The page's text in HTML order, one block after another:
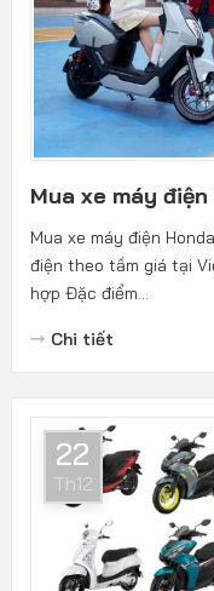
Mua xe máy
Mua xe máy điện
điện theo tầm giá tại
hợp Đặc điểm...
Chi tiết
22
Th12